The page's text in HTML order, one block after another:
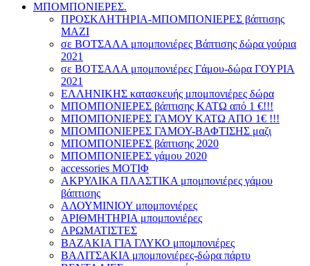
ΜΠΟΜΠΟΝΙΕΡΕΣ.
ΠΡΟΣΚΛΗΤΗΡΙΑ-ΜΠΟΜΠΟΝΙΕΡΕΣ βάπτισης
ΜΑΖΙ
σε ΒΟΤΣΑΛΑ μπομπονιέρες Βάπτισης δώρα γούρια
2021
σε ΒΟΤΣΑΛΑ μπομπονιέρες Γάμου-δώρα ΓΟΥΡΙΑ
2021
ΕΛΛΗΝΙΚΗΣ κατασκευής μπομπονιέρες δώρα
ΜΠΟΜΠΟΝΙΕΡΕΣ βάπτισης ΚΑΤΩ από 1 €!!!
ΜΠΟΜΠΟΝΙΕΡΕΣ ΓΑΜΟΥ ΚΑΤΩ ΑΠΟ 1€ !!!
ΜΠΟΜΠΟΝΙΕΡΕΣ ΓΑΜΟΥ-ΒΑΦΤΙΣΗΣ μαζι
ΜΠΟΜΠΟΝΙΕΡΕΣ βάπτισης 2020
ΜΠΟΜΠΟΝΙΕΡΕΣ γάμου 2020
accessories ΜΟΤΙΦ
ΑΚΡΥΛΙΚΑ ΠΛΑΣΤΙΚΑ μπομπονιέρες γάμου
βάπτισης
ΑΛΟΥΜΙΝΙΟΥ μπομπονιέρες
ΑΡΙΘΜΗΤΗΡΙΑ μπομπονιέρες
ΑΡΩΜΑΤΙΣΤΕΣ
ΒΑΖΑΚΙΑ ΓΙΑ ΓΛΥΚΟ μπομπονιέρες
ΒΑΛΙΤΣΑΚΙΑ μπομπονιέρες-δώρα πάρτυ